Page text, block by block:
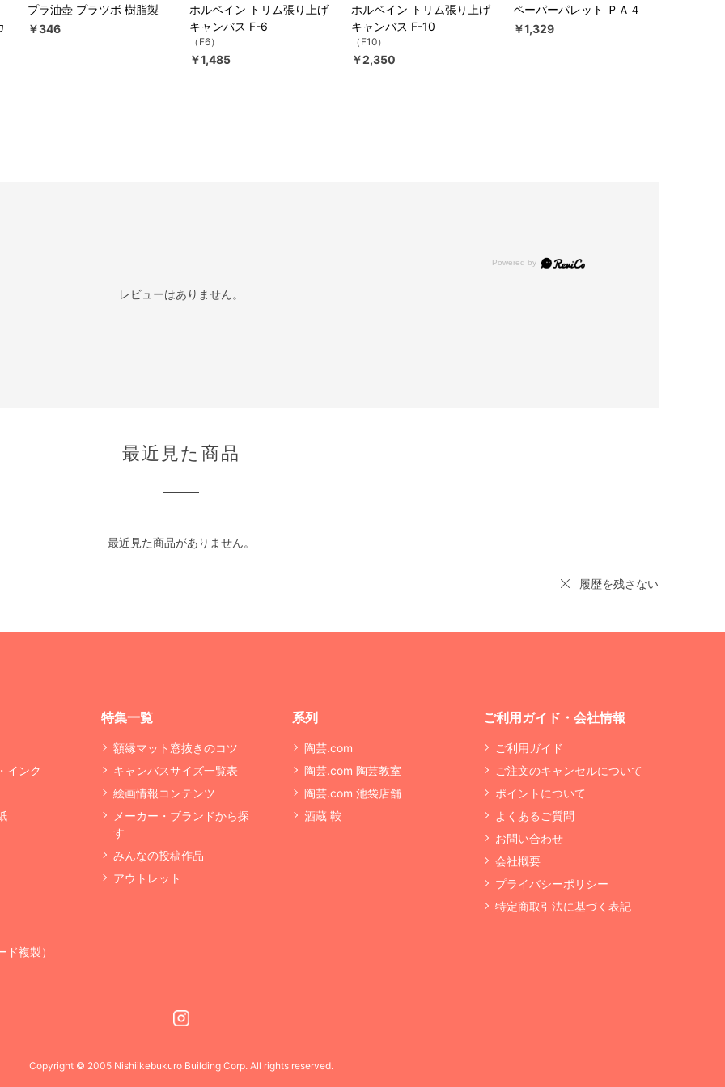
プラ油壺 プラツボ 樹脂製
￥346
ホルベイン トリム張り上げ
キャンバス F-6
（F6）
￥1,485
ホルベイン トリム張り上げ
キャンバス F-10
（F10）
￥2,350
ペーパーパレット ＰＡ４
￥1,329
レビューはありません。
最近見た商品
最近見た商品がありません。
履歴を残さない
インク
複製）
特集一覧
額縁マット窓抜きのコツ
キャンバスサイズ一覧表
絵画情報コンテンツ
メーカー・ブランドから探
す
みんなの投稿作品
アウトレット
系列
陶芸.com
陶芸.com 陶芸教室
陶芸.com 池袋店舗
酒蔵 鞍
ご利用ガイド・会社情報
ご利用ガイド
ご注文のキャンセルについて
ポイントについて
よくあるご質問
お問い合わせ
会社概要
プライバシーポリシー
特定商取引法に基づく表記
Copyright © 2005 Nishiikebukuro Building Corp. All rights reserved.